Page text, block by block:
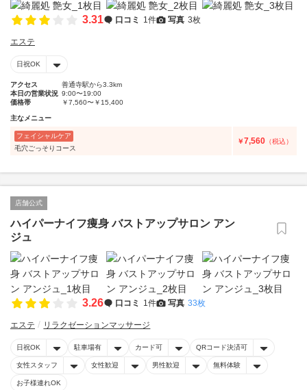
3.31 口コミ 1件 写真 3枚
エステ
日祝OK
アクセス
善通寺駅から3.3km
本日の営業状況 9:00〜19:00
価格帯
￥7,560〜￥15,400
主なメニュー
フェイシャルケア
毛穴ごっそりコース
￥7,560 （税込）
店舗公式
ハイパーナイフ痩身 バストアップサロン アン
ジュ
3.26 口コミ 1件 写真 33枚
エステ リラクゼーションマッサージ
日祝OK 駐車場有 カード可 QRコード決済可
女性スタッフ 女性歓迎 男性歓迎 無料体験
お子様連れOK